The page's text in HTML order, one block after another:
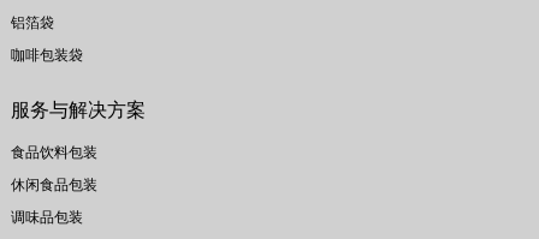
铝箔袋
咖啡包装袋
服务与解决方案
食品饮料包装
休闲食品包装
调味品包装